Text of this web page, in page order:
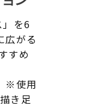
」を6
広がる
すめ
※使用
き足